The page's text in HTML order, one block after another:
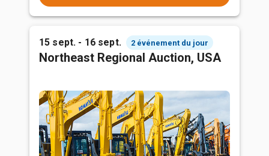
15 sept. - 16 sept. 2 événement du jour
Northeast Regional Auction, USA